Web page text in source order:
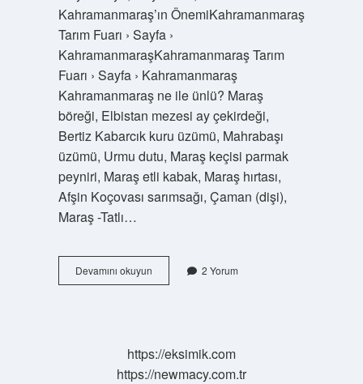
Kahramanmaraş’ın ÖnemiKahramanmaraş
Tarım Fuarı › Sayfa ›
KahramanmaraşKahramanmaraş Tarım
Fuarı › Sayfa › Kahramanmaraş
Kahramanmaraş ne ile ünlü? Maraş
böreği, Elbistan mezesi ay çekirdeği,
Bertiz Kabarcık kuru üzümü, Mahrabaşı
üzümü, Urmu dutu, Maraş keçisi parmak
peyniri, Maraş etli kabak, Maraş hırtası,
Afşin Koçovası sarımsağı, Çaman (dişi),
Maraş -Tatlı…
Devamını okuyunMaraş
Neyi
2 Yorum
https://eksimik.com
https://newmacy.com.tr